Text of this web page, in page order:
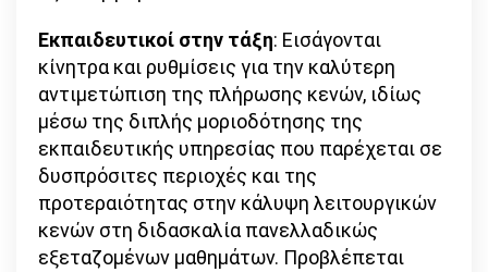
Εκπαιδευτικοί στην τάξη: Εισάγονται
κίνητρα και ρυθμίσεις για την καλύτερη
αντιμετώπιση της πλήρωσης κενών, ιδίως
μέσω της διπλής μοριοδότησης της
εκπαιδευτικής υπηρεσίας που παρέχεται σε
δυσπρόσιτες περιοχές και της
προτεραιότητας στην κάλυψη λειτουργικών
κενών στη διδασκαλία πανελλαδικώς
εξεταζομένων μαθημάτων. Προβλέπεται